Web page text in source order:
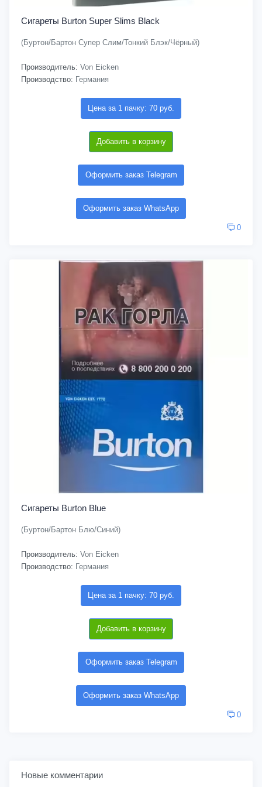
Сигареты Burton Super Slims Black
(Буртон/Бартон Супер Слим/Тонкий Блэк/Чёрный)
Производитель: Von Eicken
Производство: Германия
Цена за 1 пачку: 70 руб.
Добавить в корзину
Оформить заказ Telegram
Оформить заказ WhatsApp
0
Сигареты Burton Blue
(Буртон/Бартон Блю/Синий)
Производитель: Von Eicken
Производство: Германия
Цена за 1 пачку: 70 руб.
Добавить в корзину
Оформить заказ Telegram
Оформить заказ WhatsApp
0
Новые комментарии